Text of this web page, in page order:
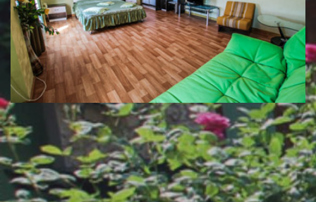
Номера первой категории (3-х местные)
от 3000 руб.